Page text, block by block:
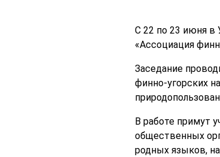
С 22 по 23 июня в
«Ассоциация
Заседание
финно-угорских
В работе примут
общественных
родных языков,